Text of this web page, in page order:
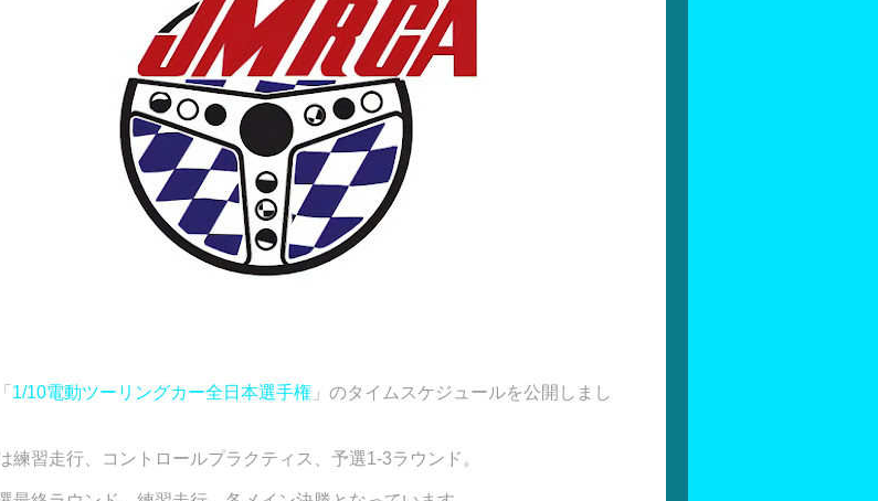
1/10電動ツーリングカー全日本選手権 」のタイムスケジュールを公開しまし
練習走行、コントロールプラクティス、予選1-3ラウンド。